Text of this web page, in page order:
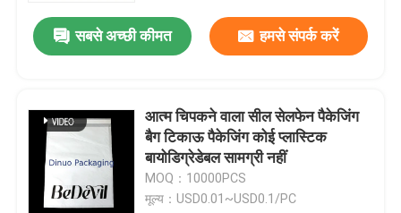
सबसे अच्छी कीमत हमसे संपर्क करें
आत्म चिपकने वाला सील सेलफेन पैकेजिंग
बैग टिकाऊ पैकेजिंग कोई प्लास्टिक
बायोडिग्रेडेबल सामग्री नहीं
MOQ：10000PCS
मूल्य：USD0.01~USD0.1/PC